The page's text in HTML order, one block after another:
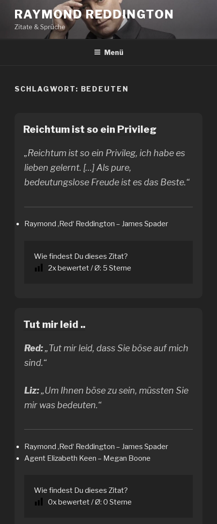
Inhalt
springen
RAYMOND REDDINGTON
Zitate & Sprüche
Menü
SCHLAGWORT: BEDEUTEN
Reichtum ist so ein Privileg
„Reichtum ist so ein Privileg, ich habe es
lieben gelernt. […] Als pure,
bedeutungslose Freude ist es das Beste.“
Raymond ‚Red‘ Reddington – James Spader
Wie findest Du dieses Zitat?
2x bewertet / Ø: 5 Sterne
Tut mir leid ..
Red:„Tut mir leid, dass Sie böse auf mich
sind.“
Liz:„Um Ihnen böse zu sein, müssten Sie
mir was bedeuten.“
Raymond ‚Red‘ Reddington – James Spader
Agent Elizabeth Keen – Megan Boone
Wie findest Du dieses Zitat?
0x bewertet / Ø: 0 Sterne